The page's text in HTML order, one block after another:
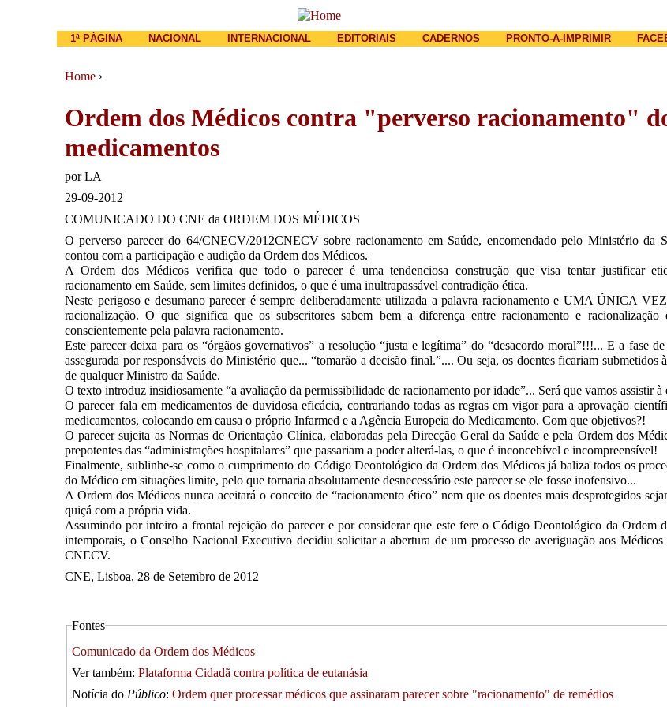
You are here
Home ›
Ordem dos Médicos contra "perverso racionamento"
medicamentos
porLA
29-09-2012
COMUNICADO DO CNE da ORDEM DOS MÉDICOS
O perverso parecer do 64/CNECV/2012CNECV sobre racionamento em Saúde, encomendado pelo Ministério da
contou com a participação e audição da Ordem dos Médicos.
A Ordem dos Médicos verifica que todo o parecer é uma tendenciosa construção que visa tentar justificar
racionamento em Saúde, sem limites definidos, o que é uma inultrapassável contradição ética.
Neste perigoso e desumano parecer é sempre deliberadamente utilizada a palavra racionamento e UMA ÚNICA
racionalização. O que significa que os subscritores sabem bem a diferença entre racionamento e racionalização
conscientemente pela palavra racionamento.
Este parecer deixa para os “órgãos governativos” a resolução “justa e legítima” do “desacordo moral”!!!... E a fase
assegurada por responsáveis do Ministério que... “tomarão a decisão final.”.... Ou seja, os doentes ficariam submetidos
de qualquer Ministro da Saúde.
O texto introduz insidiosamente “a avaliação da permissibilidade de racionamento por idade”... Será que vamos assistir à
O parecer fala em medicamentos de duvidosa eficácia, contrariando todas as regras em vigor para a aprovação
medicamentos, colocando em causa o próprio Infarmed e a Agência Europeia do Medicamento. Com que objetivos?!
O parecer sujeita as Normas de Orientação Clínica, elaboradas pela Direcção Geral da Saúde e pela Ordem dos
prepotentes das “administrações hospitalares” que passariam a poder alterá-las, o que é inconcebível e incompreensível!
Finalmente, sublinhe-se como o cumprimento do Código Deontológico da Ordem dos Médicos já baliza todos os
do Médico em situações limite, pelo que tornaria absolutamente desnecessário este parecer se ele fosse inofensivo...
A Ordem dos Médicos nunca aceitará o conceito de “racionamento ético” nem que os doentes mais desprotegidos
quiçá com a própria vida.
Assumindo por inteiro a frontal rejeição do parecer e por considerar que este fere o Código Deontológico da Ordem
intemporais, o Conselho Nacional Executivo decidiu solicitar a abertura de um processo de averiguação aos Médicos
CNECV.
CNE, Lisboa, 28 de Setembro de 2012
Fontes
Comunicado da Ordem dos Médicos
Ver também:Plataforma Cidadã contra política de eutanásia
Notícia do Público:Ordem quer processar médicos que assinaram parecer sobre "racionamento" de remédios
Main menu
1ª PÁGINA NACIONAL INTERNACIONAL EDITORIAIS CADERNOS PRONTO-A-IMPRIMIR